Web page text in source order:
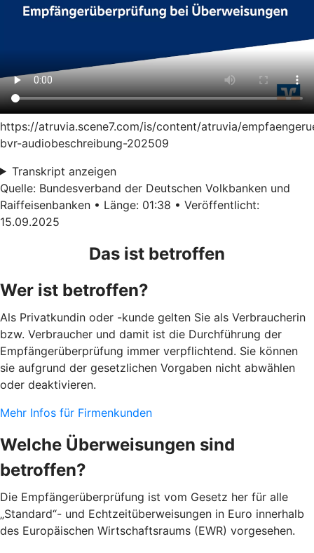
https://atruvia.scene7.com/is/content/atruvia/
bvr-audiobeschreibung-202509
Transkript anzeigen
Quelle: Bundesverband der Deutschen Volkbanken und
Raiffeisenbanken • Länge: 01:38 • Veröffentlicht:
15.09.2025
Das ist betroffen
Wer ist betroffen?
Als Privatkundin oder -kunde gelten Sie als Verbraucherin
bzw. Verbraucher und damit ist die Durchführung der
Empfängerüberprüfung immer verpflichtend. Sie können
sie aufgrund der gesetzlichen Vorgaben nicht abwählen
oder deaktivieren.
Mehr Infos für Firmenkunden
Welche Überweisungen sind
betroffen?
Die Empfängerüberprüfung ist vom Gesetz her für alle
„Standard“- und Echtzeitüberweisungen in Euro innerhalb
des Europäischen Wirtschaftsraums (EWR) vorgesehen.